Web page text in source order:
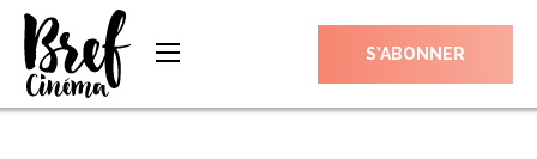
S’ABONNER